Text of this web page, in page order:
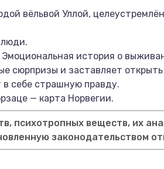
вёльвой Уллой,
люди.
история о
сюрпризы и заставляет
в себе страшную правду.
— карта Норвегии.
психотропных веществ, их
законодательством